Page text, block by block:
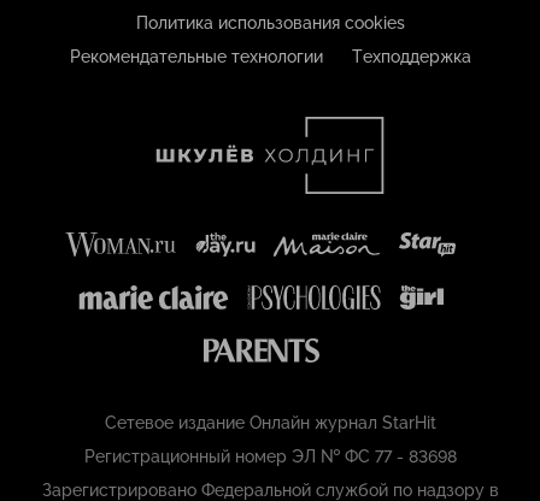
Политика использования cookies
Рекомендательные технологии
Техподдержка
Сетевое издание Онлайн журнал StarHit
Регистрационный номер ЭЛ № ФС 77 - 83698
Зарегистрировано Федеральной службой по надзору в